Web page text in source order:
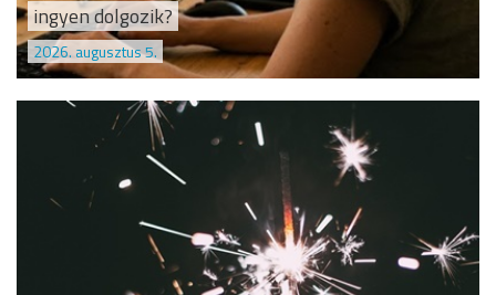
ingyen dolgozik?
2026. augusztus 5.